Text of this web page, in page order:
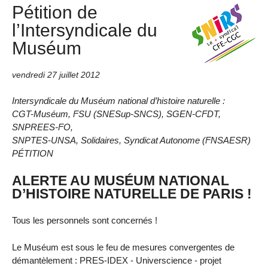
Pétition de
l’Intersyndicale du
Muséum
vendredi 27 juillet 2012
Intersyndicale du Muséum national d’histoire naturelle :
CGT-Muséum, FSU (SNESup-SNCS), SGEN-CFDT,
SNPREES-FO,
SNPTES-UNSA, Solidaires, Syndicat Autonome (FNSAESR)
PÉTITION
ALERTE AU MUSÉUM NATIONAL
D’HISTOIRE NATURELLE DE PARIS !
Tous les personnels sont concernés !
Le Muséum est sous le feu de mesures convergentes de
démantèlement : PRES-IDEX - Universcience - projet